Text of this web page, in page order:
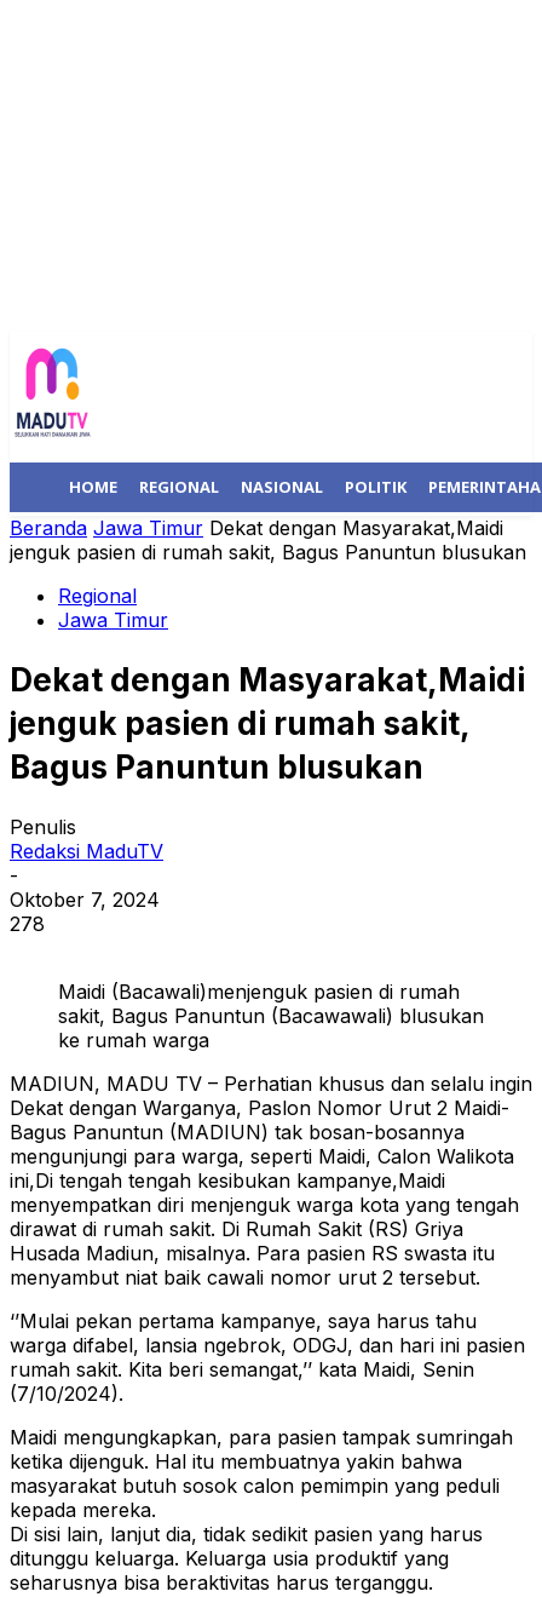
HOME REGIONAL NASIONAL POLITIK
Beranda Jawa Timur Dekat dengan Masyarakat,Maidi
jenguk pasien di rumah sakit, Bagus Panuntun blusukan
Regional
Jawa Timur
Dekat dengan Masyarakat,Maidi
jenguk pasien di rumah sakit,
Bagus Panuntun blusukan
Penulis
Redaksi MaduTV
-
Oktober 7, 2024
278
Maidi (Bacawali)menjenguk pasien di rumah
sakit, Bagus Panuntun (Bacawawali) blusukan
ke rumah warga
MADIUN, MADU TV – Perhatian khusus dan selalu ingin
Dekat dengan Warganya, Paslon Nomor Urut 2 Maidi-
Bagus Panuntun (MADIUN) tak bosan-bosannya
mengunjungi para warga, seperti Maidi, Calon Walikota
ini,Di tengah tengah kesibukan kampanye,Maidi
menyempatkan diri menjenguk warga kota yang tengah
dirawat di rumah sakit. Di Rumah Sakit (RS) Griya
Husada Madiun, misalnya. Para pasien RS swasta itu
menyambut niat baik cawali nomor urut 2 tersebut.
‘’Mulai pekan pertama kampanye, saya harus tahu
warga difabel, lansia ngebrok, ODGJ, dan hari ini pasien
rumah sakit. Kita beri semangat,’’ kata Maidi, Senin
(7/10/2024).
Maidi mengungkapkan, para pasien tampak sumringah
ketika dijenguk. Hal itu membuatnya yakin bahwa
masyarakat butuh sosok calon pemimpin yang peduli
kepada mereka.
Di sisi lain, lanjut dia, tidak sedikit pasien yang harus
ditunggu keluarga. Keluarga usia produktif yang
seharusnya bisa beraktivitas harus terganggu.